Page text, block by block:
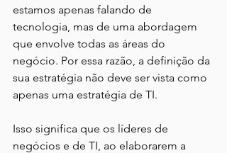
estamos apenas falando de
tecnologia, mas de uma abordagem
que envolve todas as áreas do
negócio. Por essa razão, a definição da
sua estratégia não deve ser vista como
apenas uma estratégia de TI.
Isso significa que os líderes de
negócios e de TI, ao elaborarem a